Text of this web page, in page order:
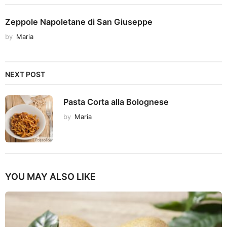
Zeppole Napoletane di San Giuseppe
by Maria
NEXT POST
Pasta Corta alla Bolognese
by Maria
YOU MAY ALSO LIKE